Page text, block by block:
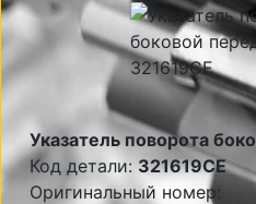
Указатель поворота
Код детали:321619CE
Оригинальный номер: